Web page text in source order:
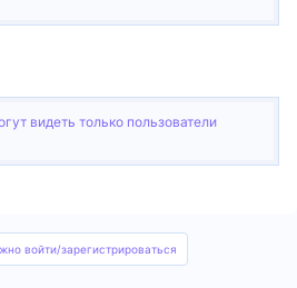
видеть только пользователи
войти/зарегистрироваться